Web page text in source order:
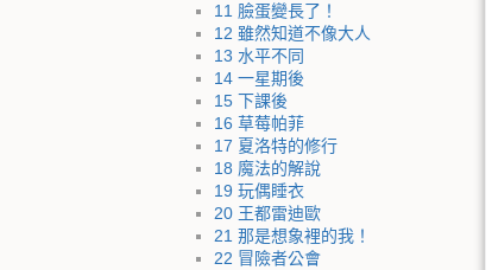
11 臉蛋變長了！
12 雖然知道不像大人
13 水平不同
14 一星期後
15 下課後
16 草莓帕菲
17 夏洛特的修行
18 魔法的解說
19 玩偶睡衣
20 王都雷迪歐
21 那是想象裡的我！
22 冒險者公會